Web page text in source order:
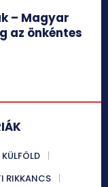
– Magyar
az önkéntes
KÜLFÖLD
RIKKANCS